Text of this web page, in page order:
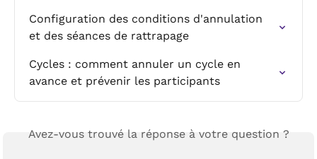
Configuration des conditions d'annulation
et des séances de rattrapage
Cycles : comment annuler un cycle en
avance et prévenir les participants
Avez-vous trouvé la réponse à votre question ?